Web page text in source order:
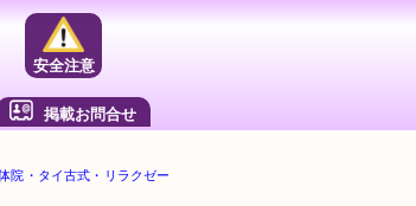
安全注意
掲載お問合せ
院・タイ古式・リラクゼー